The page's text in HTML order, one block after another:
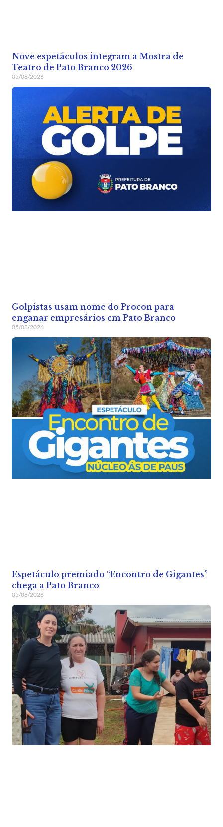
Nove espetáculos integram a Mostra de
Teatro de Pato Branco 2026
05/08/2026
Golpistas usam nome do Procon para
enganar empresários em Pato Branco
05/08/2026
Espetáculo premiado “Encontro de Gigantes”
chega a Pato Branco
05/08/2026